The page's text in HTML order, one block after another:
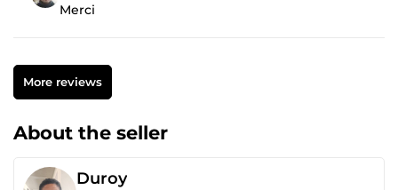
Merci
More reviews
About the seller
Duroy